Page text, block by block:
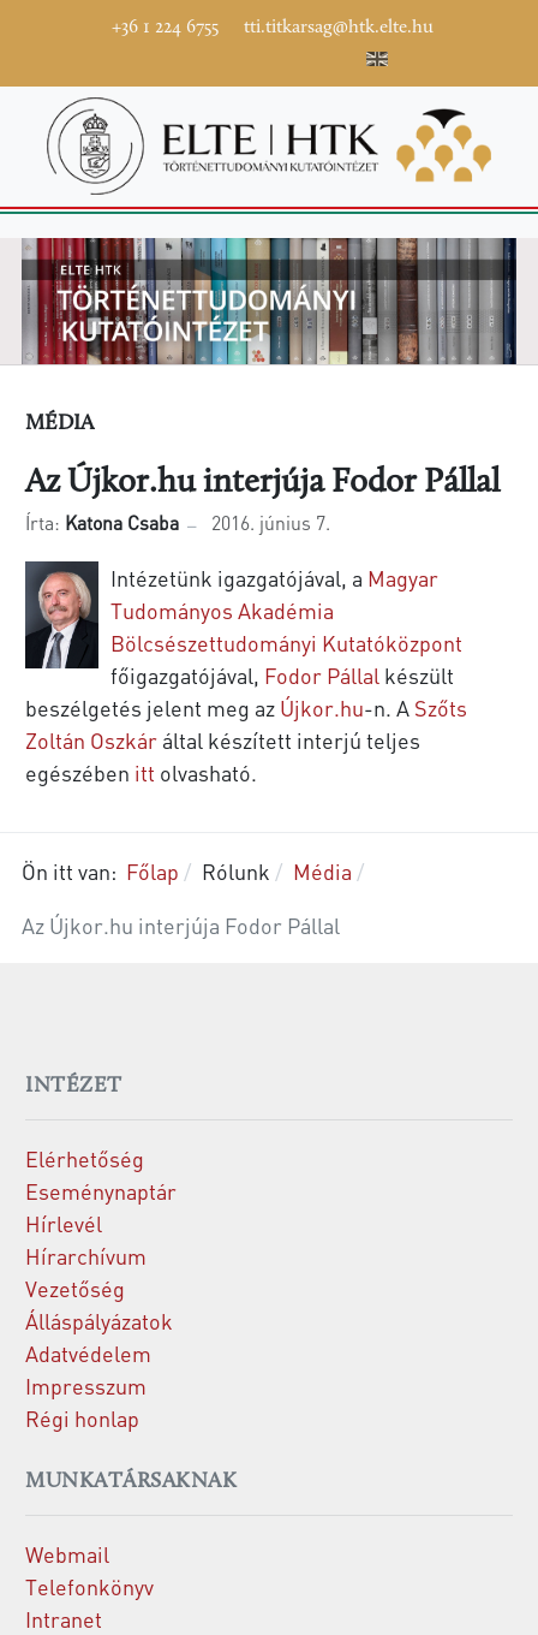
+36 1 224 6755 tti.titkarsag@htk.elte.hu
MÉDIA
Az Újkor.hu interjúja Fodor Pállal
Írta: Katona Csaba 2016. június 7.
Intézetünk igazgatójával, a Magyar
Tudományos Akadémia
Bölcsészettudományi Kutatóközpont
főigazgatójával, Fodor Pállal készült
beszélgetés jelent meg az Újkor.hu-n. A Szőts
Zoltán Oszkár által készített interjú teljes
egészében itt olvasható.
Ön itt van: Főlap Rólunk
Média
Az Újkor.hu interjúja Fodor Pállal
INTÉZET
Elérhetőség
Eseménynaptár
Hírlevél
Hírarchívum
Vezetőség
Álláspályázatok
Adatvédelem
Impresszum
Régi honlap
MUNKATÁRSAKNAK
Webmail
Telefonkönyv
Intranet